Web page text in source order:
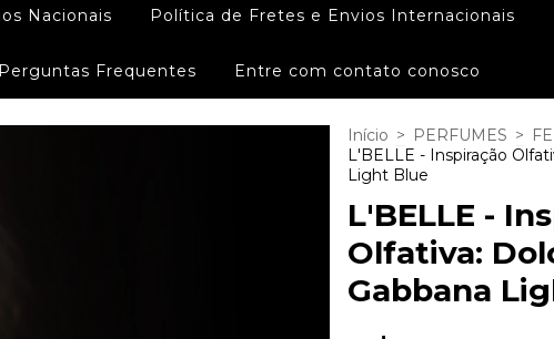
Nacionais Política de Fretes e Envios Internacionais
Perguntas Frequentes Entre com contato conosco
Início > PERFUMES >
L'BELLE - Inspiração
Light Blue
L'BELLE -
Olfativa:
Gabbana